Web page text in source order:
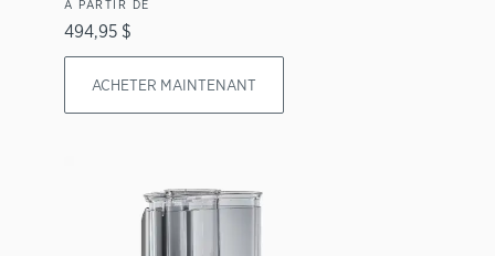
À PARTIR DE
494,95 $
ACHETER MAINTENANT